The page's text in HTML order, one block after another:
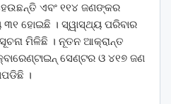
ଏବଂ ୧୧୪ ଜଣଙ୍କର
ହୋଇଛି । ସ୍ୱାସ୍ଥ୍ୟ ପରିବାର
ମିଳିଛି । ନୂତନ ଆକ୍ରାନ୍ତ
ସେଣ୍ଟର ଓ ୪୧୭ ଜଣ
।